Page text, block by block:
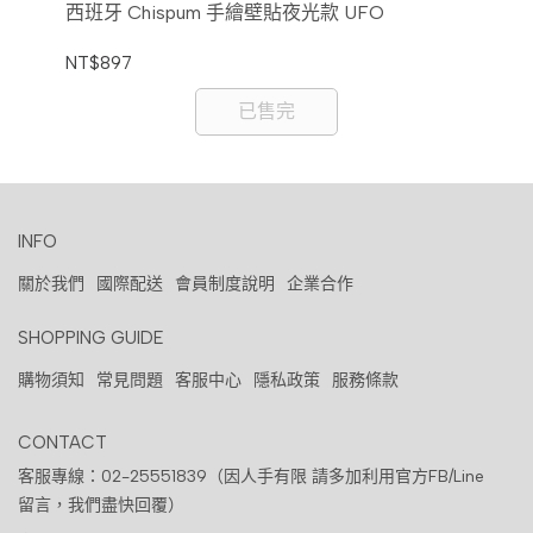
西班牙 Chispum 手繪壁貼夜光款 UFO
NT$897
已售完
INFO
關於我們 國際配送 會員制度說明 企業合作
SHOPPING GUIDE
購物須知 常見問題 客服中心 隱私政策 服務條款
CONTACT
客服專線：02-25551839（因人手有限 請多加利用官方FB/Line
留言，我們盡快回覆）